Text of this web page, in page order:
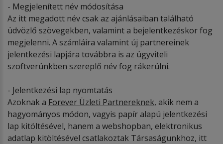
- Megjelenített név módosítása
Az itt megadott név csak az ajánlásaiban található
üdvözlő szövegekben, valamint a bejelentkezéskor fog
megjelenni. A számláira valamint új partnereinek
jelentkezési lapjára továbbra is az ügyviteli
szoftverünkben szereplő név fog rákerülni.
- Jelentkezési lap nyomtatás
Azoknak a Forever Üzleti Partnereknek, akik nem a
hagyományos módon, vagyis papír alapú jelentkezési
lap kitöltésével, hanem a webshopban, elektronikus
adatlap kitöltésével csatlakoztak Társaságunkhoz, itt